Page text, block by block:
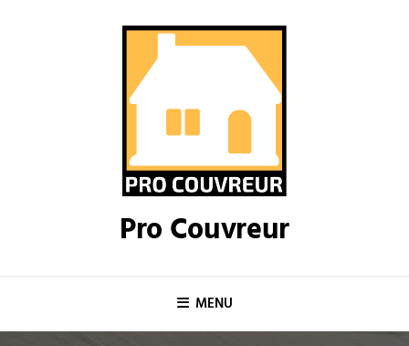
Pro Couvreur
MENU